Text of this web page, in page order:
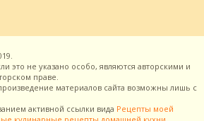
это не указано особо, являются авторскими и
праве.
материалов сайта возможны лишь с
активной ссылки вида Рецепты моей